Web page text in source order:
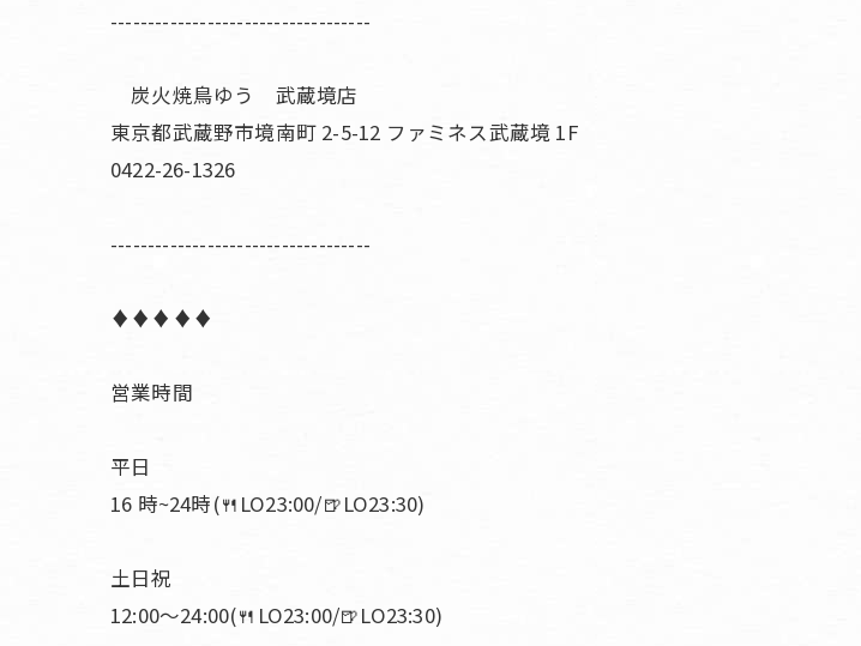
-----------------------------------
炭火焼鳥ゆう 武蔵境店
東京都武蔵野市境南町 2-5-12 ファミネス武蔵境 1F
0422-26-1326
-----------------------------------
♦︎♦︎♦︎♦︎♦︎
営業時間
平日
16 時~24時(🍴LO23:00/🍺LO23:30)
土日祝
12:00〜24:00(🍴LO23:00/🍺LO23:30)